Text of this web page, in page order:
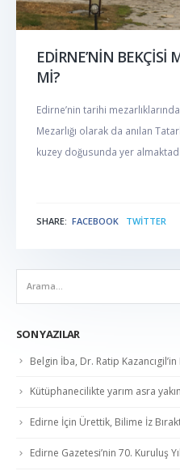
EDİRNE’NİN BEKÇİSİ
Mİ?
Edirne’nin tarihi
Mezarlığı olarak da anılan
kuzey doğusunda yer
SHARE: FACEBOOK TWITTER
SON YAZILAR
Belgin İba, Dr. Ratip
Kütüphanecilikte yarım asra
Edirne İçin Ürettik, Bilime İz
Edirne Gazetesi’nin 70. Kuruluş